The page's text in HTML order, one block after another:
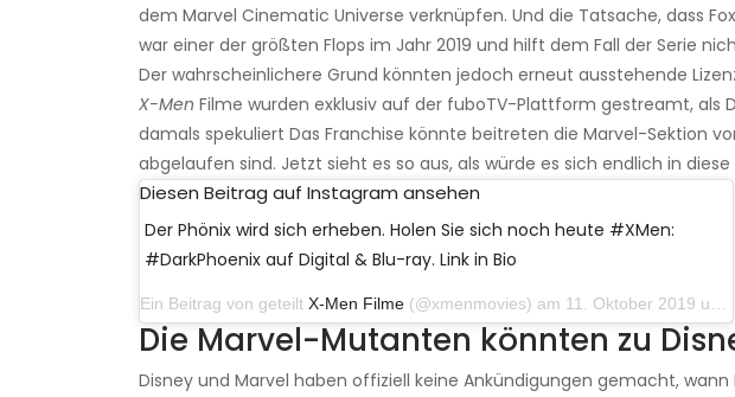
dem Marvel Cinematic Universe verknüpfen. Und die Tatsache, dass
war einer der größten Flops im Jahr 2019 und hilft dem Fall der Serie
Der wahrscheinlichere Grund könnten jedoch erneut ausstehende
X-Men Filme wurden exklusiv auf der fuboTV-Plattform gestreamt, als
damals spekuliert Das Franchise könnte beitreten die Marvel-Sektion
abgelaufen sind. Jetzt sieht es so aus, als würde es sich endlich in
Diesen Beitrag auf Instagram ansehen
Der Phönix wird sich erheben. Holen Sie sich noch heute #XMen:
#DarkPhoenix auf Digital & Blu-ray. Link in Bio
Ein Beitrag von geteilt X-Men Filme (@xmenmovies) am 11. Oktober 2019 um 12:17 Uhr PDT
Die Marvel-Mutanten könnten zu
Disney und Marvel haben offiziell keine Ankündigungen gemacht,